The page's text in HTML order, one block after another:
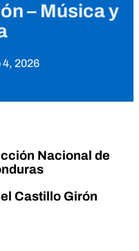
– Música y
4, 2026
Nacional de
Castillo Girón